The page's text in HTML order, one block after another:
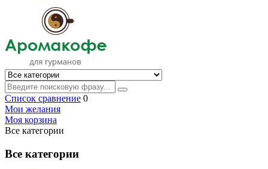
Список сравнение 0
Мои желания
Моя корзина
Все категории
Все категории